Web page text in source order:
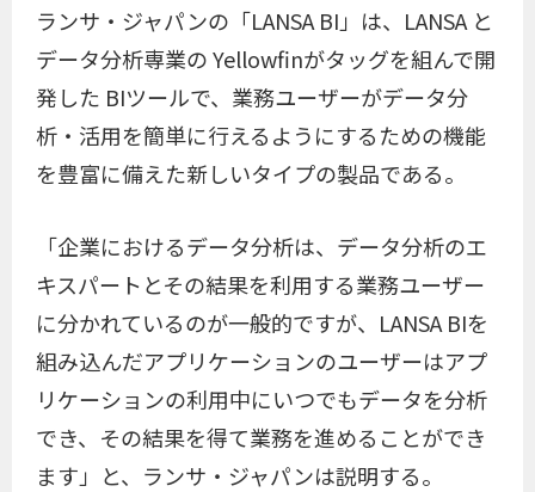
ランサ・ジャパンの「LANSA BI」は、LANSA と
データ分析専業の Yellowfinがタッグを組んで開
発した BIツールで、業務ユーザーがデータ分
析・活用を簡単に行えるようにするための機能
を豊富に備えた新しいタイプの製品である。
「企業におけるデータ分析は、データ分析のエ
キスパートとその結果を利用する業務ユーザー
に分かれているのが一般的ですが、LANSA BIを
組み込んだアプリケーションのユーザーはアプ
リケーションの利用中にいつでもデータを分析
でき、その結果を得て業務を進めることができ
ます」と、ランサ・ジャパンは説明する。